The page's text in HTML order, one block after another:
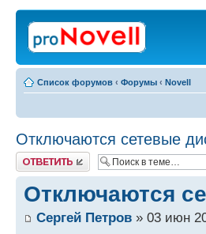
Список форумов ‹ Форумы ‹ Novell
Отключаются сетевые
Ответить
Отключаются
Сергей Петров » 03 июн